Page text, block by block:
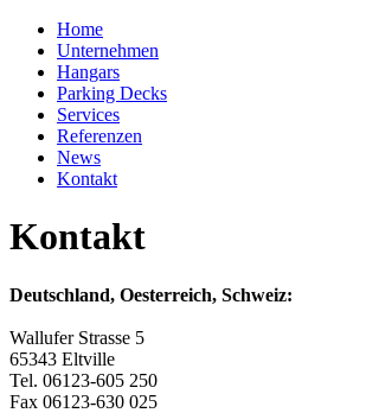
Home
Unternehmen
Hangars
Parking Decks
Services
Referenzen
News
Kontakt
Kontakt
Deutschland, Oesterreich, Schweiz:
Wallufer Strasse 5
65343 Eltville
Tel. 06123-605 250
Fax 06123-630 025